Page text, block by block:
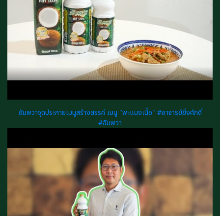
อัมพวาจุดประกายเมนูสร้างสรรค์ เมนู "พะแนงเนื้อ" #อาจารย์ยิ่งศักดิ์
#อัมพวา